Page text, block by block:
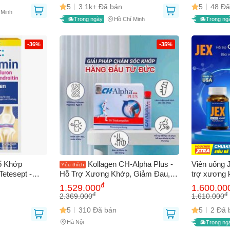
5 3.1k+ Đã bán
Trong ngày Hồ Chí Minh
5 48
Trong
-36%
Khớp
-
Tái
Xương
-35%
Yêu thích
Kollagen CH-Alpha Plus -
Hỗ Trợ Xương Khớp, Giảm Đau,
Tái Tạo Sụn Hiệu Quả, Duy Trì Vận
Động Linh Hoạt, 5 Trong 1 Giải
1.529.000đ
2.369.000đ
5 310 Đã bán
Hà Nội
Viên uống
trợ xương
hóa khớp,
sung sức
1.610.000đ
5 2 Đã
Trong